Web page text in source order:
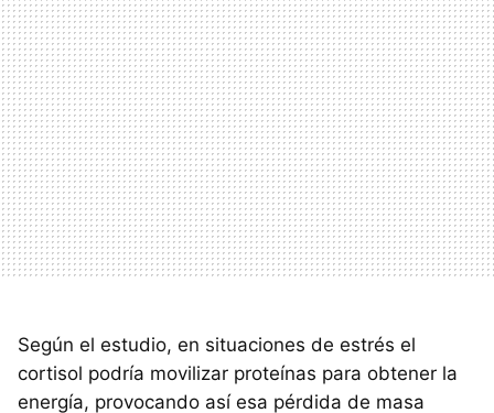
Según el estudio, en situaciones de estrés el
cortisol podría movilizar proteínas para obtener la
energía, provocando así esa pérdida de masa